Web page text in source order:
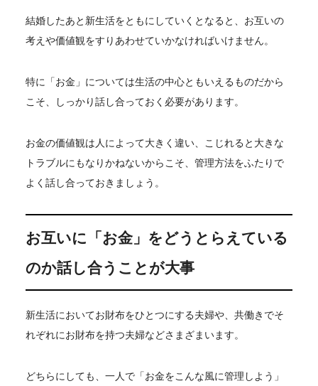
結婚したあと新生活をともにしていくとなると、お互いの
考えや価値観をすりあわせていかなければいけません。
特に「お金」については生活の中心ともいえるものだから
こそ、しっかり話し合っておく必要があります。
お金の価値観は人によって大きく違い、こじれると大きな
トラブルにもなりかねないからこそ、管理方法をふたりで
よく話し合っておきましょう。
お互いに「お金」をどうとらえている
のか話し合うことが大事
新生活においてお財布をひとつにする夫婦や、共働きでそ
れぞれにお財布を持つ夫婦などさまざまいます。
どちらにしても、一人で「お金をこんな風に管理しよう」